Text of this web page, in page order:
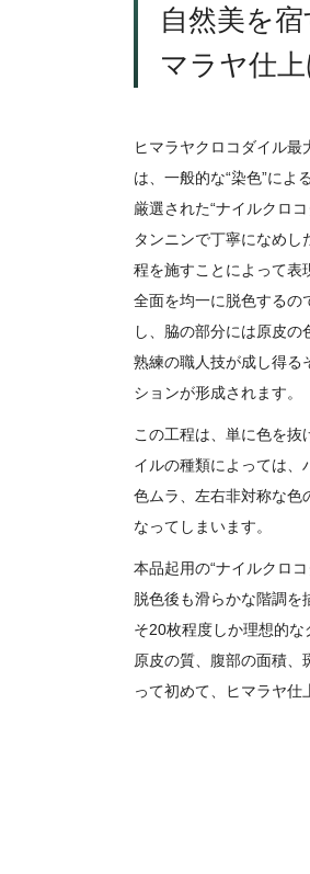
自然美を
マラヤ仕
ヒマラヤクロコダイル最
は、一般的な“染色”によ
厳選された“ナイルクロ
タンニンで丁寧になめし
程を施すことによって表
全面を均一に脱色するの
し、脇の部分には原皮の
熟練の職人技が成し得る
ションが形成されます。
この工程は、単に色を
イルの種類によっては、
色ムラ、左右非対称な色
なってしまいます。
本品起用の“ナイルクロ
脱色後も滑らかな階調を
そ20枚程度しか理想的な
原皮の質、腹部の面積
って初めて、ヒマラヤ仕